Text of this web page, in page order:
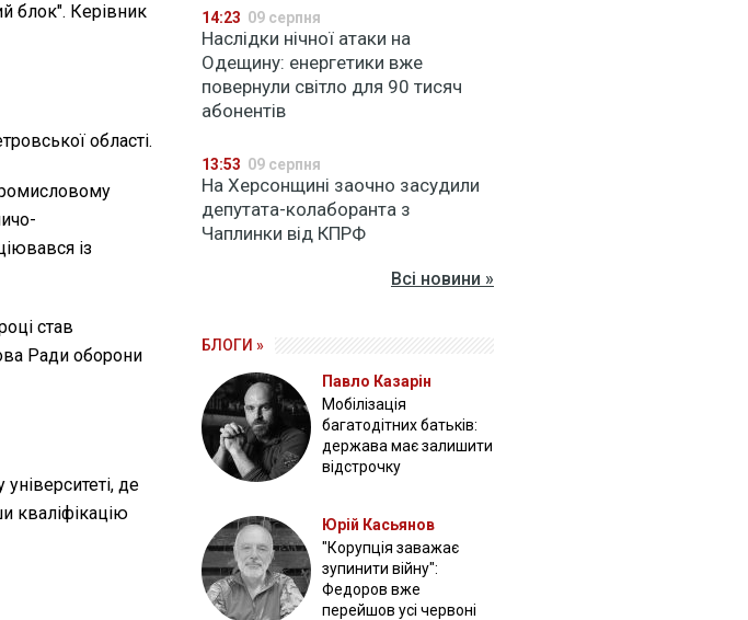
блок". Керівник
області.
із
став
Ради оборони
де
кваліфікацію
14:23 09 серпня
Наслідки нічної атаки на
Одещину: енергетики вже
повернули світло для 90 тисяч
абонентів
13:53 09 серпня
На Херсонщині заочно засудили
депутата-колаборанта з
Чаплинки від КПРФ
Всі новини »
БЛОГИ »
Павло Казарін
Мобілізація
багатодітних батьків:
держава має залишити
відстрочку
Юрій Касьянов
"Корупція заважає
зупинити війну":
Федоров вже
перейшов усі червоні